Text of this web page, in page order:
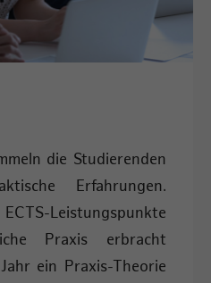
die Studierenden
Erfahrungen.
Leistungspunkte
Praxis erbracht
ein Praxis-Theorie